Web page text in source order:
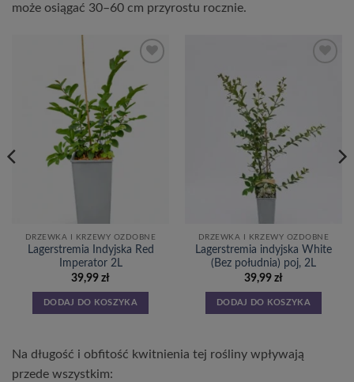
może osiągać 30–60 cm przyrostu rocznie.
DRZEWKA I KRZEWY OZDOBNE
Lagerstremia Indyjska Red
Imperator 2L
39,99 zł
DODAJ DO KOSZYKA
DRZEWKA I KRZEWY OZDOBNE
Lagerstremia indyjska White
(Bez południa) poj, 2L
39,99 zł
DODAJ DO KOSZYKA
Na długość i obfitość kwitnienia tej rośliny wpływają
przede wszystkim: